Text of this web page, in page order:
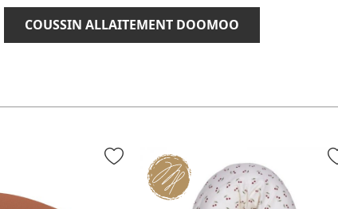
COUSSIN ALLAITEMENT DOOMOO